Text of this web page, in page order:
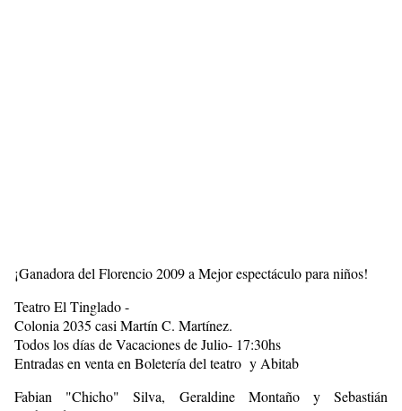
¡Ganadora del Florencio 2009 a Mejor espectáculo para niños!
Teatro El Tinglado -
Colonia 2035 casi Martín C. Martínez.
Todos los días de Vacaciones de Julio- 17:30hs
Entradas en venta en Boletería del teatro y Abitab
Fabian "Chicho" Silva, Geraldine Montaño y Sebastián